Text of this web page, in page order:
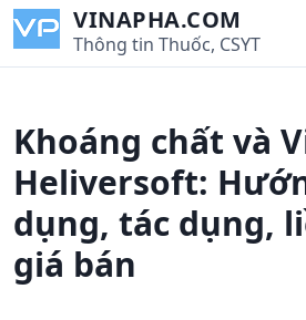
i
VINAPHA.COM
Thông tin Thuốc, CSYT
Khoáng chất và
Heliversoft:
dụng, tác dụng,
giá bán